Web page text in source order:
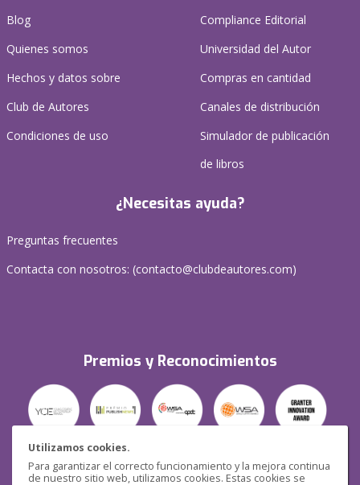
Utilizamos cookies.
Para garantizar el correcto funcionamiento y la mejora continua
de nuestro sitio web, utilizamos cookies. Estas cookies se
Blog
Quienes somos
Hechos y datos sobre
Club de Autores
Condiciones de uso
Compliance Editorial
Universidad del Autor
Compras en cantidad
Canales de distribución
Simulador de publicación
de libros
¿Necesitas ayuda?
Preguntas frecuentes
Contacta con nosotros: (contacto@clubdeautores.com)
Premios y Reconocimientos
Seguridad